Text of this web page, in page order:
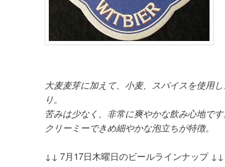
大麦麦芽に加えて、小麦、スパイスを使用
り。
苦みは少なく、非常に爽やかな飲み心地です
クリーミーできめ細やかな泡立ちが特徴。
↓↓ 7月17日木曜日のビールラインナップ ↓↓